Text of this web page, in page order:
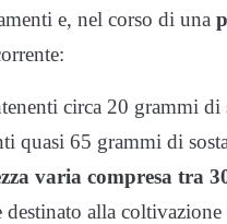
e, nel corso di una
circa 20 grammi di
quasi 65 grammi di
varia compresa tra
destinato alla